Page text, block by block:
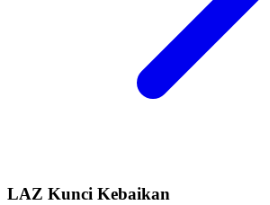
Dana yang disalurkan melalui LAZ Kunci